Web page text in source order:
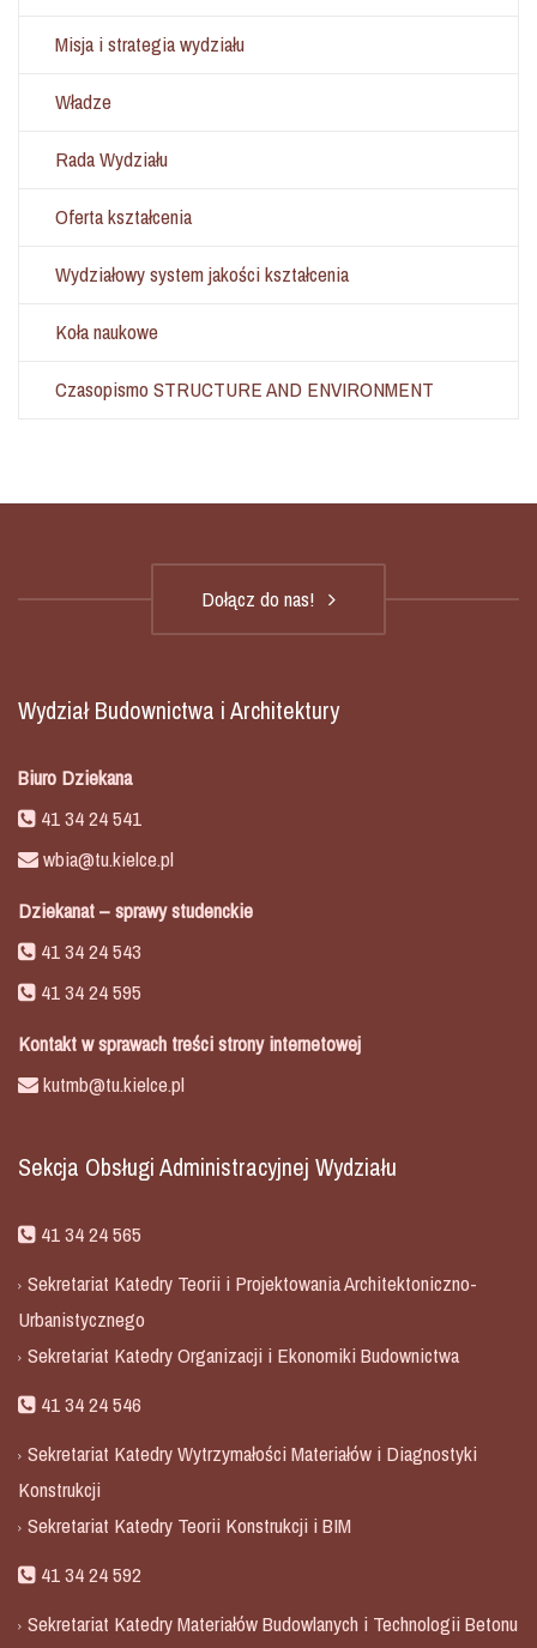
Misja i strategia wydziału
Władze
Rada Wydziału
Oferta kształcenia
Wydziałowy system jakości kształcenia
Koła naukowe
Czasopismo STRUCTURE AND ENVIRONMENT
Dołącz do nas!
Wydział Budownictwa i Architektury
Biuro Dziekana
41 34 24 541
wbia@tu.kielce.pl
Dziekanat – sprawy studenckie
41 34 24 543
41 34 24 595
Kontakt w sprawach treści strony internetowej
kutmb@tu.kielce.pl
Sekcja Obsługi Administracyjnej Wydziału
41 34 24 565
Sekretariat Katedry Teorii i Projektowania Architektoniczno-
Urbanistycznego
Sekretariat Katedry Organizacji i Ekonomiki Budownictwa
41 34 24 546
Sekretariat Katedry Wytrzymałości Materiałów i Diagnostyki
Konstrukcji
Sekretariat Katedry Teorii Konstrukcji i BIM
41 34 24 592
Sekretariat Katedry Materiałów Budowlanych i Technologii Betonu